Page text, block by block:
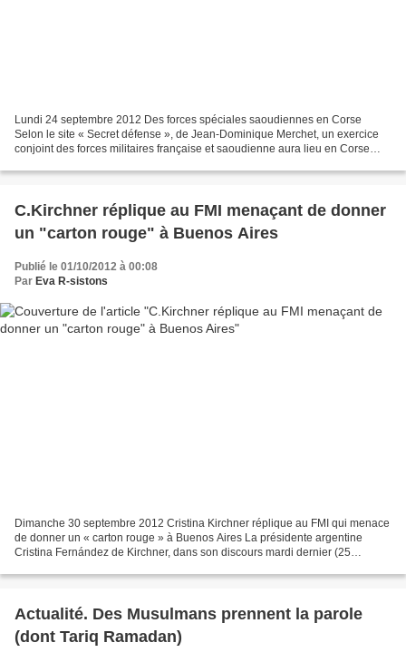
Lundi 24 septembre 2012 Des forces spéciales saoudiennes en Corse
Selon le site « Secret défense », de Jean-Dominique Merchet, un exercice
conjoint des forces militaires française et saoudienne aura lieu en Corse
C.Kirchner réplique au FMI menaçant de donner
un "carton rouge" à Buenos Aires
Publié le 01/10/2012 à 00:08
Par Eva R-sistons
Dimanche 30 septembre 2012 Cristina Kirchner réplique au FMI qui menace
de donner un « carton rouge » à Buenos Aires La présidente argentine
Cristina Fernández de Kirchner, dans son discours mardi dernier (25
Actualité. Des Musulmans prennent la parole
(dont Tariq Ramadan)